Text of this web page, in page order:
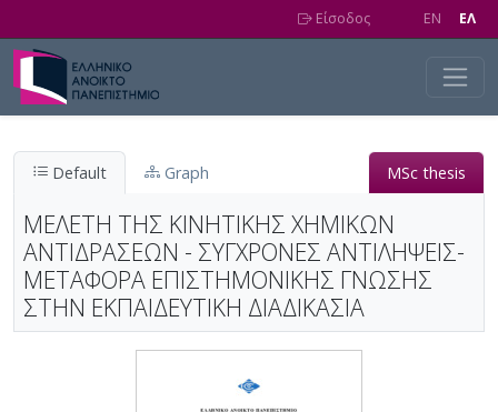
Είσοδος EN EΛ
Default Graph MSc thesis
ΜΕΛΕΤΗ ΤΗΣ ΚΙΝΗΤΙΚΗΣ ΧΗΜΙΚΩΝ
ΑΝΤΙΔΡΑΣΕΩΝ - ΣΥΓΧΡΟΝΕΣ ΑΝΤΙΛΗΨΕΙΣ-
ΜΕΤΑΦΟΡΑ ΕΠΙΣΤΗΜΟΝΙΚΗΣ ΓΝΩΣΗΣ
ΣΤΗΝ ΕΚΠΑΙΔΕΥΤΙΚΗ ΔΙΑΔΙΚΑΣΙΑ